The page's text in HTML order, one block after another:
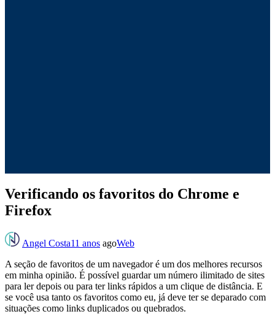
Verificando os favoritos do Chrome e
Firefox
Angel Costa11 anos agoWeb
A seção de favoritos de um navegador é um dos melhores recursos
em minha opinião. É possível guardar um número ilimitado de sites
para ler depois ou para ter links rápidos a um clique de distância. E
se você usa tanto os favoritos como eu, já deve ter se deparado com
situações como links duplicados ou quebrados.